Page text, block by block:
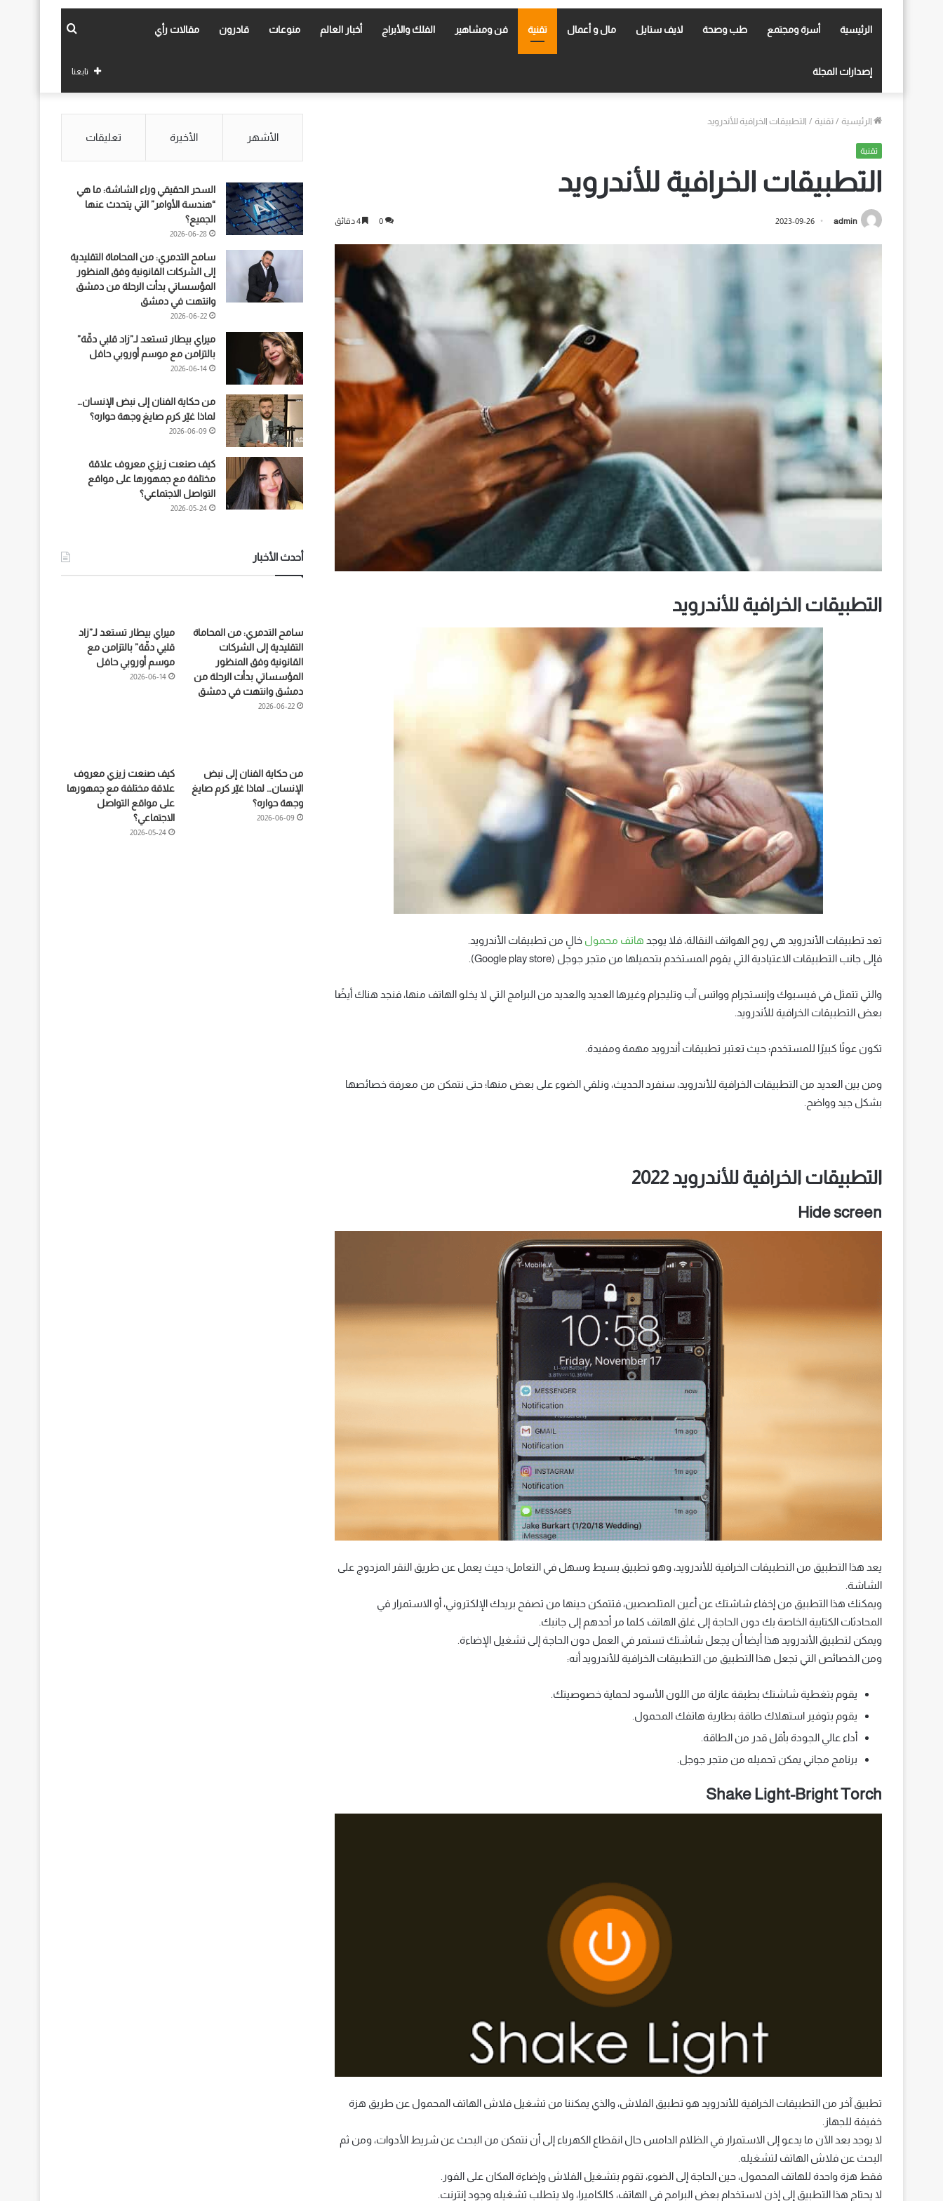
الرئيسية أسرة ومجتمع طب وصحة لايف ستايل مال و أعمال تقنية فن ومشاهير الفلك والأبراج أخبار العالم منوعات قادرون مقالات رأي
إصدارات المجلة
بحث
تابعنا
الرئيسية / تقنية / التطبيقات الخرافية للأندرويد
تقنية
التطبيقات الخرافية للأندرويد
admin
2023-09-26
0
التطبيقات الخرافية للأندرويد
تعد تطبيقات الأندرويد هي روح الهواتف النقالة، فلا يوجد هاتف محمول خالٍ من تطبيقات الأندرويد.
فإلى جانب التطبيقات الاعتيادية التي يقوم المستخدم بتحميلها من متجر جوجل (Google play store).
والتي تتمثل في فيسبوك وإنستجرام وواتس آب وتليجرام وغيرها العديد والعديد من البرامج التي لا يخلو الهاتف منها، فنجد هناك أيضًا
بعض التطبيقات الخرافية للأندرويد.
تكون عونًا كبيرًا للمستخدم؛ حيث تعتبر تطبيقات أندرويد مهمة ومفيدة.
ومن بين العديد من التطبيقات الخرافية للأندرويد، سنفرد الحديث، ونلقي الضوء على بعض منها؛ حتى نتمكن من معرفة خصائصها
بشكل جيد وواضح.
التطبيقات الخرافية للأندرويد 2022
Hide screen
يعد هذا التطبيق من التطبيقات الخرافية للأندرويد، وهو تطبيق بسيط وسهل في التعامل؛ حيث يعمل عن طريق النقر المزدوج على
الشاشة.
ويمكنك هذا التطبيق من إخفاء شاشتك عن أعين المتلصصين، فتتمكن حينها من تصفح بريدك الإلكتروني، أو الاستمرار في
المحادثات الكتابية الخاصة بك دون الحاجة إلى غلق الهاتف كلما مر أحدهم إلى جانبك.
ويمكن لتطبيق الأندرويد هذا أيضا أن يجعل شاشتك تستمر في العمل دون الحاجة إلى تشغيل الإضاءة.
ومن الخصائص التي تجعل هذا التطبيق من التطبيقات الخرافية للأندرويد أنه:
يقوم بتغطية شاشتك بطبقة عازلة من اللون الأسود لحماية خصوصيتك.
يقوم بتوفير استهلاك طاقة بطارية هاتفك المحمول.
أداء عالي الجودة بأقل قدر من الطاقة.
برنامج مجاني يمكن تحميله من متجر جوجل.
Shake Light-Bright Torch
تطبيق آخر من التطبيقات الخرافية للأندرويد هو تطبيق الفلاش، والذي يمكننا من تشغيل فلاش الهاتف المحمول عن طريق هزة
خفيفة للجهاز.
لا يوجد بعد الآن ما يدعو إلى الاستمرار في الظلام الدامس حال انقطاع الكهرباء إلى أن نتمكن من البحث عن شريط الأدوات، ومن ثم
البحث عن فلاش الهاتف لتشغيله.
فقط هزة واحدة للهاتف المحمول، حين الحاجة إلى الضوء، تقوم بتشغيل الفلاش وإضاءة المكان على الفور.
لا يحتاج هذا التطبيق إلى إذن لاستخدام بعض البرامج في الهاتف، كالكاميرا، ولا يتطلب تشغيله وجود إنترنت.
الأشهر الأخيرة تعليقات
السحر الحقيقي وراء الشاشة: ما هي
“هندسة الأوامر” التي يتحدث عنها
الجميع؟
2026-06-28
سامح التدمري: من المحاماة التقليدية
إلى الشركات القانونية وفق المنظور
المؤسساتي بدأت الرحلة من دمشق
وانتهت في دمشق
2026-06-22
ميراي بيطار تستعد لـ”زاد قلبي دقّة”
بالتزامن مع موسم أوروبي حافل
2026-06-14
من حكاية الفنان إلى نبض الإنسان…
لماذا غيّر كرم صايغ وجهة حواره؟
2026-06-09
كيف صنعت زيزي معروف علاقة
مختلفة مع جمهورها على مواقع
التواصل الاجتماعي؟
2026-05-24
أحدث الأخبار
سامح التدمري: من المحاماة
التقليدية إلى الشركات
القانونية وفق المنظور
المؤسساتي بدأت الرحلة من
دمشق وانتهت في دمشق
2026-06-22
ميراي بيطار تستعد لـ”زاد
قلبي دقّة” بالتزامن مع
موسم أوروبي حافل
2026-06-14
من حكاية الفنان إلى نبض
الإنسان… لماذا غيّر كرم صايغ
وجهة حواره؟
2026-06-09
كيف صنعت زيزي معروف
علاقة مختلفة مع جمهورها
على مواقع التواصل
الاجتماعي؟
2026-05-24